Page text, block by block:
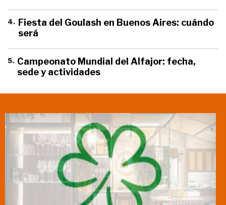
4. Fiesta del Goulash en Buenos Aires: cuándo
será
5. Campeonato Mundial del Alfajor: fecha,
sede y actividades